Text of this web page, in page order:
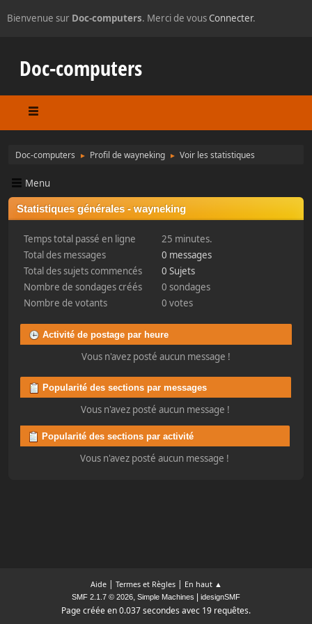
Bienvenue sur Doc-computers. Merci de vousConnecter.
Doc-computers
Doc-computers ► Profil de wayneking ► Voir les statistiques
Menu
Statistiques générales - wayneking
Temps total passé en ligne
25 minutes.
Total des messages
0 messages
Total des sujets commencés
0 Sujets
Nombre de sondages créés
0 sondages
Nombre de votants
0 votes
Activité de postage par heure
Vous n'avez posté aucun message !
Popularité des sections par messages
Vous n'avez posté aucun message !
Popularité des sections par activité
Vous n'avez posté aucun message !
Aide| Termes et Règles| En haut ▲
SMF 2.1.7 © 2026, Simple Machines idesignSMF
Page créée en 0.037 secondes avec 19 requêtes.